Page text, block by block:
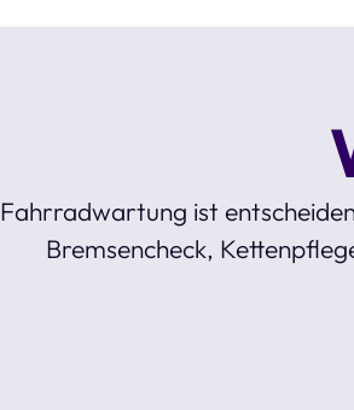
Fahrradwartung ist
Bremsencheck,